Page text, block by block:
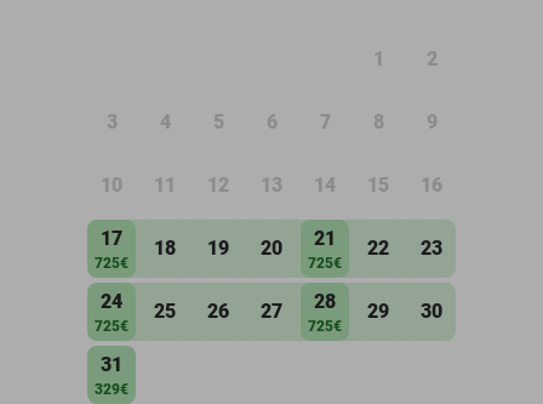
1 2
3 4 5 6 7 8 9
10 11 12 13 14 15 16
17
725€
18 19 20 21
725€
22 23
24
725€
25 26 27 28
725€
29 30
31
329€